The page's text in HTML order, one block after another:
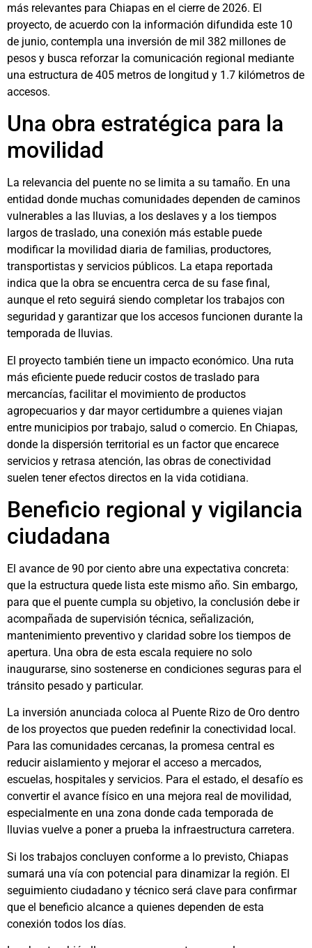
más relevantes para Chiapas en el cierre de 2026. El
proyecto, de acuerdo con la información difundida este 10
de junio, contempla una inversión de mil 382 millones de
pesos y busca reforzar la comunicación regional mediante
una estructura de 405 metros de longitud y 1.7 kilómetros de
accesos.
Una obra estratégica para la
movilidad
La relevancia del puente no se limita a su tamaño. En una
entidad donde muchas comunidades dependen de caminos
vulnerables a las lluvias, a los deslaves y a los tiempos
largos de traslado, una conexión más estable puede
modificar la movilidad diaria de familias, productores,
transportistas y servicios públicos. La etapa reportada
indica que la obra se encuentra cerca de su fase final,
aunque el reto seguirá siendo completar los trabajos con
seguridad y garantizar que los accesos funcionen durante la
temporada de lluvias.
El proyecto también tiene un impacto económico. Una ruta
más eficiente puede reducir costos de traslado para
mercancías, facilitar el movimiento de productos
agropecuarios y dar mayor certidumbre a quienes viajan
entre municipios por trabajo, salud o comercio. En Chiapas,
donde la dispersión territorial es un factor que encarece
servicios y retrasa atención, las obras de conectividad
suelen tener efectos directos en la vida cotidiana.
Beneficio regional y vigilancia
ciudadana
El avance de 90 por ciento abre una expectativa concreta:
que la estructura quede lista este mismo año. Sin embargo,
para que el puente cumpla su objetivo, la conclusión debe ir
acompañada de supervisión técnica, señalización,
mantenimiento preventivo y claridad sobre los tiempos de
apertura. Una obra de esta escala requiere no solo
inaugurarse, sino sostenerse en condiciones seguras para el
tránsito pesado y particular.
La inversión anunciada coloca al Puente Rizo de Oro dentro
de los proyectos que pueden redefinir la conectividad local.
Para las comunidades cercanas, la promesa central es
reducir aislamiento y mejorar el acceso a mercados,
escuelas, hospitales y servicios. Para el estado, el desafío es
convertir el avance físico en una mejora real de movilidad,
especialmente en una zona donde cada temporada de
lluvias vuelve a poner a prueba la infraestructura carretera.
Si los trabajos concluyen conforme a lo previsto, Chiapas
sumará una vía con potencial para dinamizar la región. El
seguimiento ciudadano y técnico será clave para confirmar
que el beneficio alcance a quienes dependen de esta
conexión todos los días.